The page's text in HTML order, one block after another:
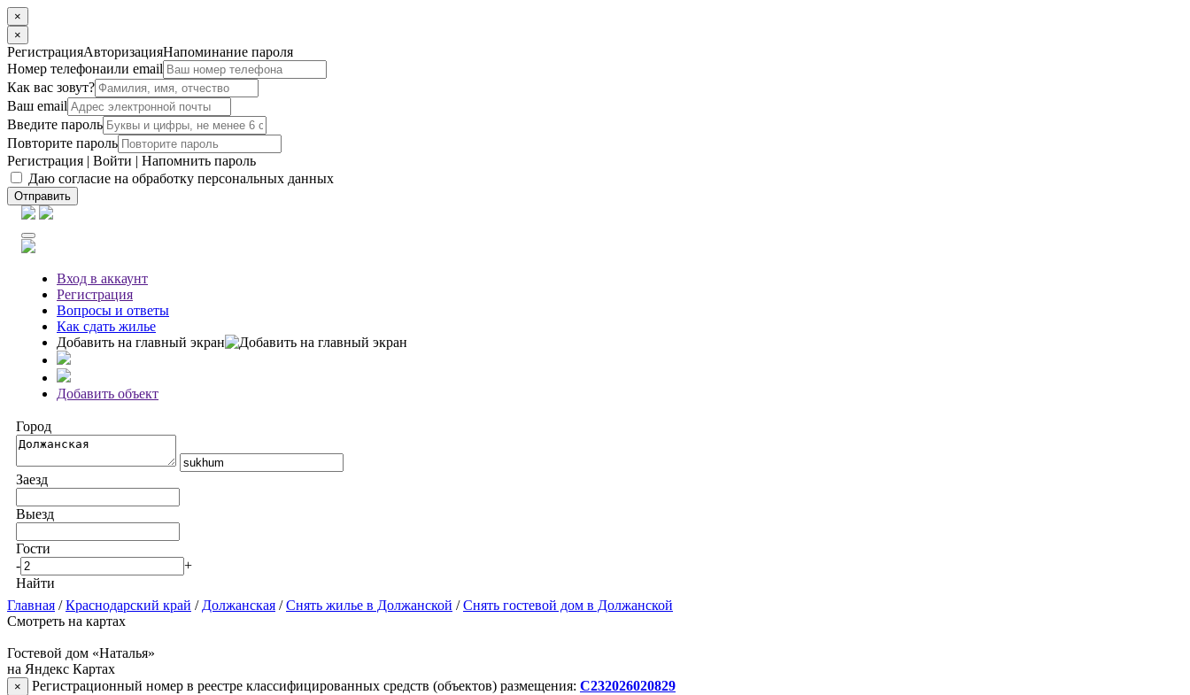
×
×
РегистрацияАвторизацияНапоминание пароля
Номер телефонаили email
Как вас зовут?
Ваш email
Введите пароль
Повторите пароль
Регистрация | Войти | Напомнить пароль
Даю согласие на обработку персональных данных
Отправить
Вход в аккаунт
Регистрация
Вопросы и ответы
Как сдать жилье
Добавить на главный экран
Добавить объект
Город
Заезд
Выезд
Гости
-
+
Найти
Главная /Краснодарский край / Должанская /Снять жилье в Должанской /Снять гостевой дом в Должанской
Смотреть на картах
Гостевой дом «Наталья»
на Яндекс Картах
× Регистрационный номер в реестре классифицированных средств (объектов) размещения: С232026020829